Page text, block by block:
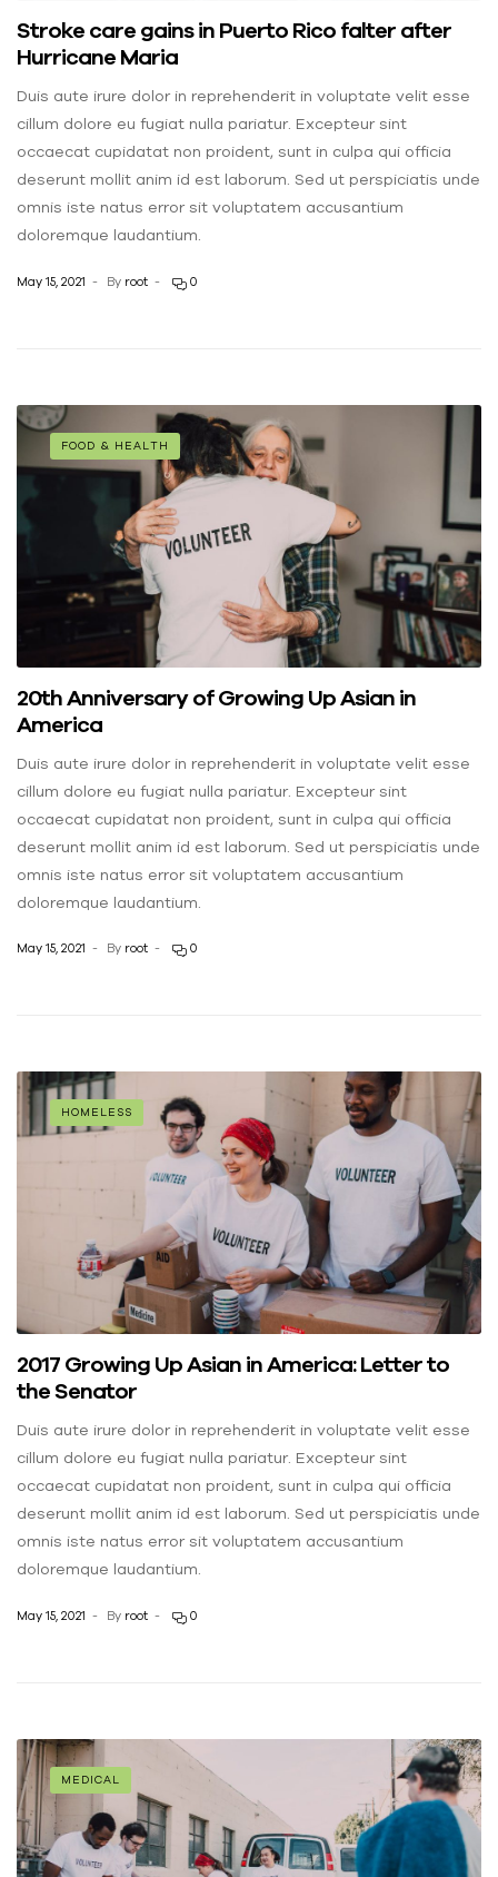
Stroke care gains in Puerto Rico falter after
Hurricane Maria
Duis aute irure dolor in reprehenderit in voluptate velit esse
cillum dolore eu fugiat nulla pariatur. Excepteur sint
occaecat cupidatat non proident, sunt in culpa qui officia
deserunt mollit anim id est laborum. Sed ut perspiciatis unde
omnis iste natus error sit voluptatem accusantium
doloremque laudantium.
May 15, 2021 By root 0
FOOD & HEALTH
20th Anniversary of Growing Up Asian in
America
Duis aute irure dolor in reprehenderit in voluptate velit esse
cillum dolore eu fugiat nulla pariatur. Excepteur sint
occaecat cupidatat non proident, sunt in culpa qui officia
deserunt mollit anim id est laborum. Sed ut perspiciatis unde
omnis iste natus error sit voluptatem accusantium
doloremque laudantium.
May 15, 2021 By root 0
HOMELESS
2017 Growing Up Asian in America: Letter to
the Senator
Duis aute irure dolor in reprehenderit in voluptate velit esse
cillum dolore eu fugiat nulla pariatur. Excepteur sint
occaecat cupidatat non proident, sunt in culpa qui officia
deserunt mollit anim id est laborum. Sed ut perspiciatis unde
omnis iste natus error sit voluptatem accusantium
doloremque laudantium.
May 15, 2021 By root 0
MEDICAL